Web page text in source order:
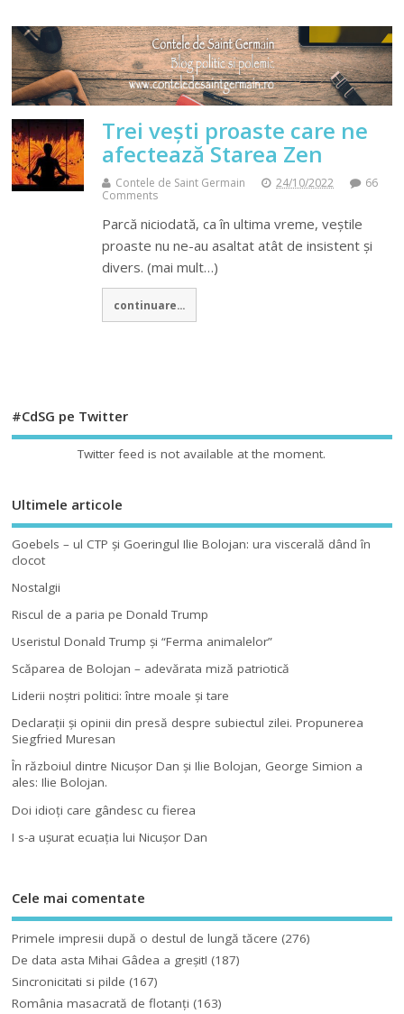
Trei veşti proaste care ne
afectează Starea Zen
Contele de Saint Germain 24/10/2022
66
Comments
Parcă niciodată, ca în ultima vreme, veştile
proaste nu ne-au asaltat atât de insistent şi
divers. (mai mult…)
continuare...
#CdSG pe Twitter
Twitter feed is not available at the moment.
Ultimele articole
Goebels – ul CTP şi Goeringul Ilie Bolojan: ura viscerală dând în
clocot
Nostalgii
Riscul de a paria pe Donald Trump
Useristul Donald Trump şi “Ferma animalelor”
Scăparea de Bolojan – adevărata miză patriotică
Liderii noştri politici: între moale şi tare
Declaraţii şi opinii din presă despre subiectul zilei. Propunerea
Siegfried Muresan
În războiul dintre Nicuşor Dan şi Ilie Bolojan, George Simion a
ales: Ilie Bolojan.
Doi idioţi care gândesc cu fierea
I s-a uşurat ecuaţia lui Nicuşor Dan
Cele mai comentate
Primele impresii după o destul de lungă tăcere (276)
De data asta Mihai Gâdea a greşit! (187)
Sincronicitati si pilde (167)
România masacrată de flotanţi (163)